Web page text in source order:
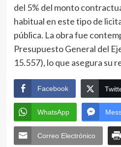
del 5% del monto
habitual en este tipo de
pública. La obra fue
Presupuesto General del
15.557), lo que asegura su
Facebook
WhatsApp
Correo Electrónico